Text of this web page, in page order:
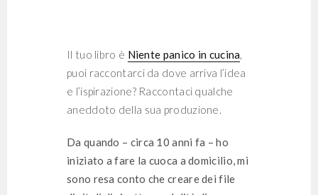
Il tuo libro è Niente panico in cucina,
puoi raccontarci da dove arriva l’idea
e l’ispirazione? Raccontaci qualche
aneddoto della sua produzione.
Da quando – circa 10 anni fa – ho
iniziato a fare la cuoca a domicilio, mi
sono resa conto che creare dei file